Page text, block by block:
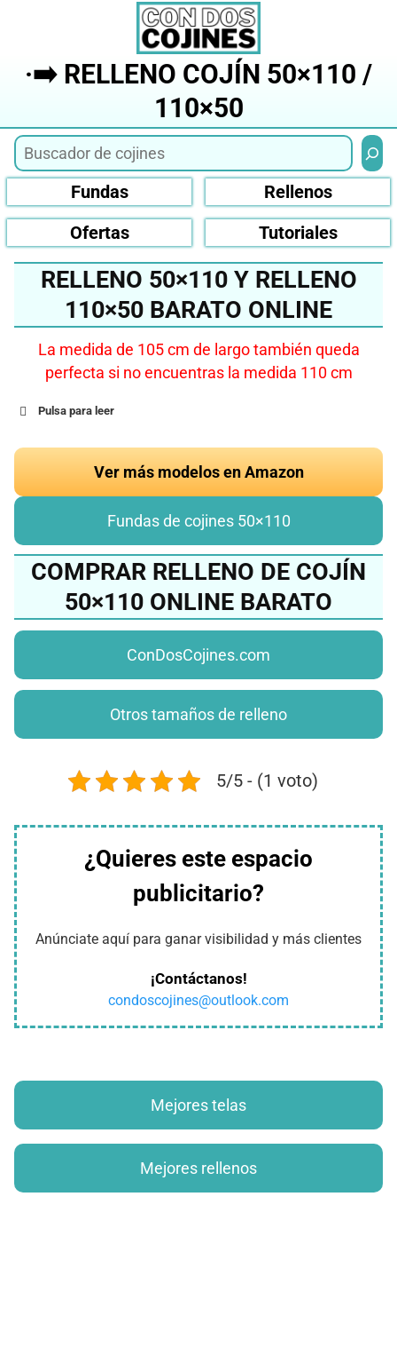
·➡️ RELLENO COJÍN 50×110 /
110×50
Fundas
Rellenos
Ofertas
Tutoriales
RELLENO 50×110 Y RELLENO
110×50 BARATO ONLINE
La medida de 105 cm de largo también queda
perfecta si no encuentras la medida 110 cm
Pulsa para leer
Ver más modelos en Amazon
Fundas de cojines 50×110
COMPRAR RELLENO DE COJÍN
50×110 ONLINE BARATO
ConDosCojines.com
Otros tamaños de relleno
5/5 - (1 voto)
¿Quieres este espacio
publicitario?
Anúnciate aquí para ganar visibilidad y más clientes
¡Contáctanos!
condoscojines@outlook.com
Mejores telas
Mejores rellenos